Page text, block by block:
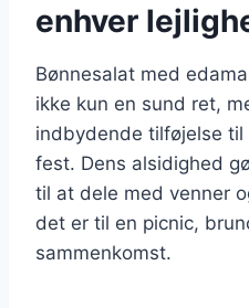
enhver
Bønnesalat med
ikke kun en sund ret,
indbydende tilføjelse
fest. Dens alsidighed
til at dele med venner
det er til en picnic,
sammenkomst.